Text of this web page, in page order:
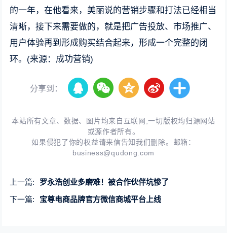
的一年，在他看来，美丽说的营销步骤和打法已经相当
清晰，接下来需要做的，就是把广告投放、市场推广、
用户体验再到形成购买结合起来，形成一个完整的闭
环。(来源：成功营销)
分享到：
本站所有文章、数据、图片均来自互联网,一切版权均归源网站
或源作者所有。
如果侵犯了你的权益请来信告知我们删除。邮箱：
business@qudong.com
上一篇:
罗永浩创业多磨难！被合作伙伴坑惨了
下一篇:
宝尊电商品牌官方微信商城平台上线